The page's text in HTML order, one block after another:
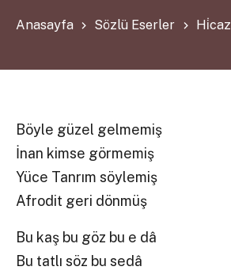
Anasayfa Sözlü Eserler Hi̇caz
Böyle güzel gelmemiş
İnan kimse görmemiş
Yüce Tanrım söylemiş
Afrodit geri dönmüş
Bu kaş bu göz bu e dâ
Bu tatlı söz bu sedâ